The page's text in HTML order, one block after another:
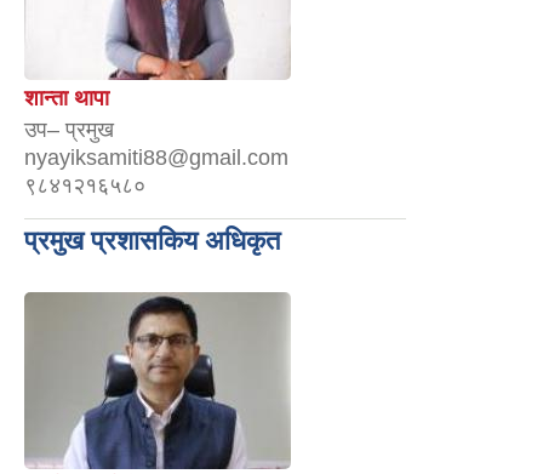
शान्ता थापा
उप– प्रमुख
nyayiksamiti88@gmail.com
९८४१२१६५८०
प्रमुख प्रशासकिय अधिकृत